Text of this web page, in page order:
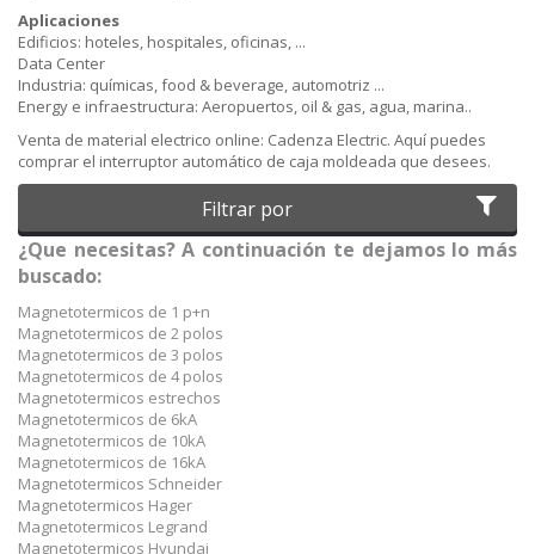
Aplicaciones
Edificios: hoteles, hospitales, oficinas, ...
Data Center
Industria: químicas, food & beverage, automotriz ...
Energy e infraestructura: Aeropuertos, oil & gas, agua, marina..
Venta de material electrico online: Cadenza Electric. Aquí puedes
comprar el interruptor automático de caja moldeada que desees.
Filtrar por
¿Que necesitas? A continuación te dejamos lo más
buscado:
Magnetotermicos de 1 p+n
Magnetotermicos de 2 polos
Magnetotermicos de 3 polos
Magnetotermicos de 4 polos
Magnetotermicos estrechos
Magnetotermicos de 6kA
Magnetotermicos de 10kA
Magnetotermicos de 16kA
Magnetotermicos Schneider
Magnetotermicos Hager
Magnetotermicos Legrand
Magnetotermicos Hyundai